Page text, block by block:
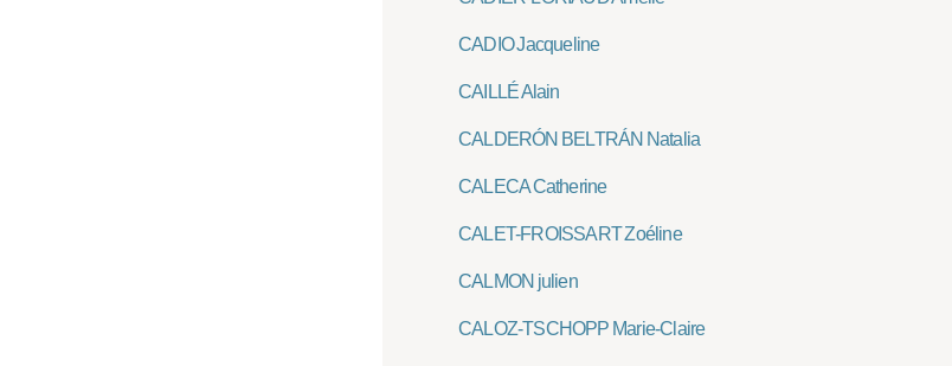
CADIO Jacqueline
CAILLÉ Alain
CALDERÓN BELTRÁN Natalia
CALECA Catherine
CALET-FROISSART Zoéline
CALMON julien
CALOZ-TSCHOPP Marie-Claire